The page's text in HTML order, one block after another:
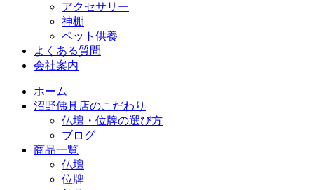
アクセサリー
神棚
ペット供養
よくある質問
会社案内
ホーム
沼野佛具店のこだわり
仏壇・位牌の選び方
ブログ
商品一覧
仏壇
位牌